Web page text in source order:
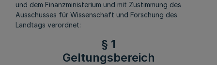
und dem Finanzministerium und mit Zustimmung des
Ausschusses für Wissenschaft und Forschung des
Landtags verordnet:
§ 1
Geltungsbereich